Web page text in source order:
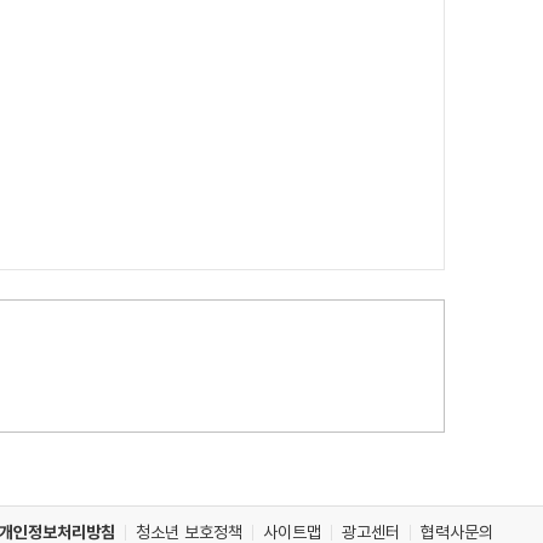
개인정보처리방침 청소년 보호정책 사이트맵 광고센터 협력사문의